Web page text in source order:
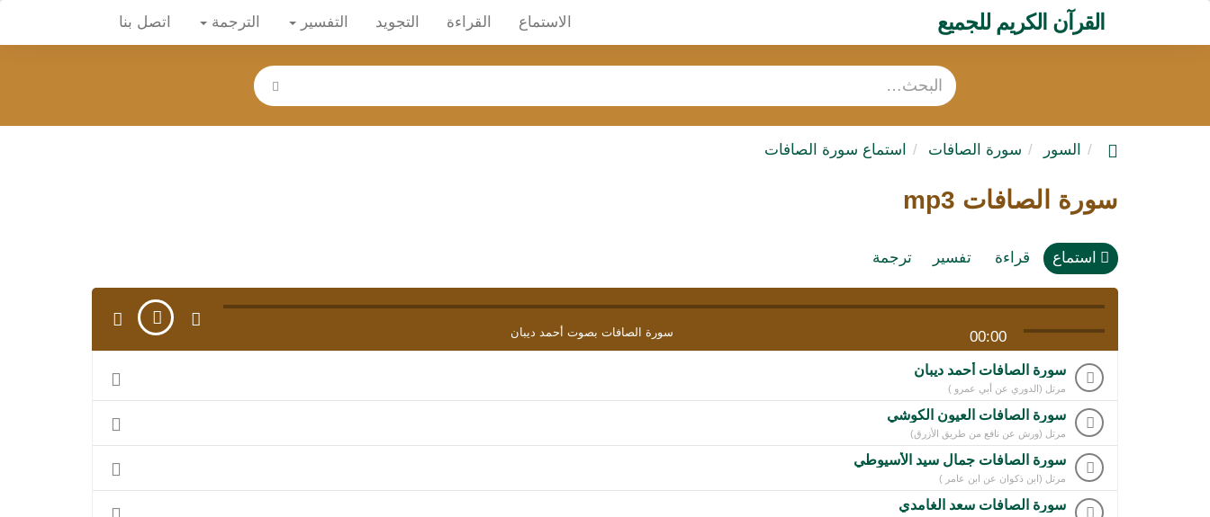
القرآن الكريم للجميع الاستماع القراءة التجويد التفسير الترجمة اتصل بنا
السور سورة الصافات استماع سورة الصافات
سورة الصافات mp3
استماع قراءة تفسير ترجمة
00:00 سورة الصافات بصوت أحمد ديبان
سورة الصافات أحمد ديبان
مرتل (الدوري عن أبي عمرو )
سورة الصافات العيون الكوشي
مرتل (ورش عن نافع من طريق الأزرق)
سورة الصافات جمال سيد الأسيوطي
مرتل (ابن ذكوان عن ابن عامر )
سورة الصافات سعد الغامدي